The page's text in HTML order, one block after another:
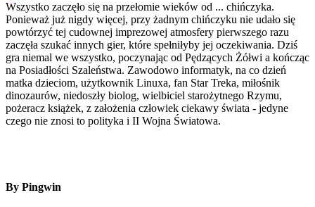
Wszystko zaczęło się na przełomie wieków od ... chińczyka.
Ponieważ już nigdy więcej, przy żadnym chińczyku nie udało się
powtórzyć tej cudownej imprezowej atmosfery pierwszego razu
zaczęła szukać innych gier, które spełniłyby jej oczekiwania. Dziś
gra niemal we wszystko, poczynając od Pędzących Żółwi a kończąc
na Posiadłości Szaleństwa. Zawodowo informatyk, na co dzień
matka dzieciom, użytkownik Linuxa, fan Star Treka, miłośnik
dinozaurów, niedoszły biolog, wielbiciel starożytnego Rzymu,
pożeracz książek, z założenia człowiek ciekawy świata - jedyne
czego nie znosi to polityka i II Wojna Światowa.
By Pingwin